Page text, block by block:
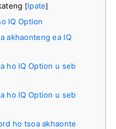
[Ipate]
IQ Option
akhaonteng ea IQ
ho IQ Option u seb
ho IQ Option u seb
ho tsoa akhaonte